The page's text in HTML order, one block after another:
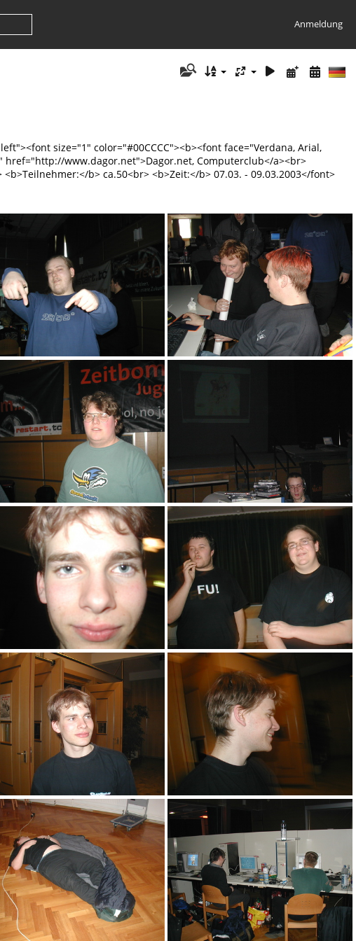
Anmeldung
size="1" color="#00CCCC"><b><font face="Verdana, Arial,
href="http://www.dagor.net">Dagor.net, Computerclub</a><br>
b> ca.50<br> <b>Zeit:</b> 07.03. - 09.03.2003</font>
aax
aar
aam FU! und Baskit
aah Fendor